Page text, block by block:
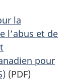
la
l’abus et de
pour
(PDF)